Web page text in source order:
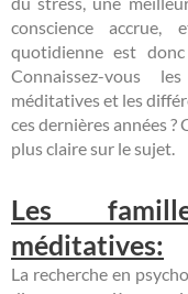
conscience
quotidienne est
Connaissez-vous
méditatives et les
ces dernières années
plus claire sur le sujet.
Les
méditatives:
La recherche en